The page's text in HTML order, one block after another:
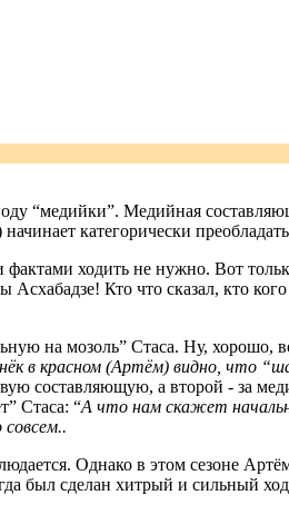
“медийки”. Медийная
категорически
фактами ходить не нужно. Вот
Асхабадзе! Кто что сказал, кто
на мозоль” Стаса. Ну,
в красном (Артём) видно, что
составляющую, а второй - за
Стаса: “А что нам скажет
Однако в этом сезоне
был сделан хитрый и сильный